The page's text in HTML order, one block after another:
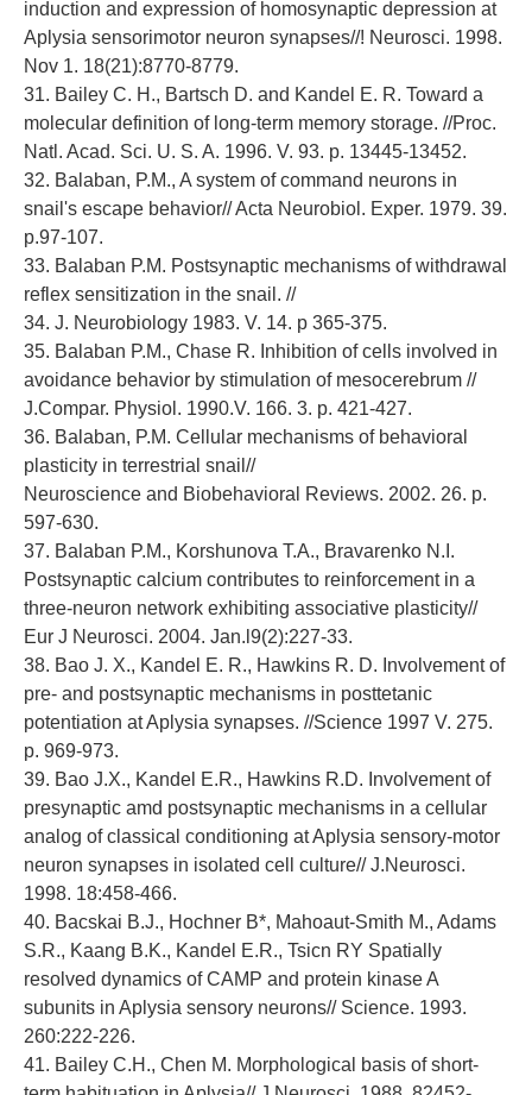
induction and expression of homosynaptic depression at
Aplysia sensorimotor neuron synapses//! Neurosci. 1998.
Nov 1. 18(21):8770-8779.
31. Bailey С. H., Bartsch D. and Kandel E. R. Toward a
molecular definition of long-term memory storage. //Proc.
Natl. Acad. Sci. U. S. A. 1996. V. 93. p. 13445-13452.
32. Balaban, P.M., A system of command neurons in
snail's escape behavior// Acta Neurobiol. Exper. 1979. 39.
p.97-107.
33. Balaban P.M. Postsynaptic mechanisms of withdrawal
reflex sensitization in the snail. //
34. J. Neurobiology 1983. V. 14. p 365-375.
35. Balaban P.M., Chase R. Inhibition of cells involved in
avoidance behavior by stimulation of mesocerebrum //
J.Compar. Physiol. 1990.V. 166. 3. p. 421-427.
36. Balaban, P.M. Cellular mechanisms of behavioral
plasticity in terrestrial snail//
Neuroscience and Biobehavioral Reviews. 2002. 26. p.
597-630.
37. Balaban P.M., Korshunova T.A., Bravarenko N.I.
Postsynaptic calcium contributes to reinforcement in a
three-neuron network exhibiting associative plasticity//
Eur J Neurosci. 2004. Jan.l9(2):227-33.
38. Bao J. X., Kandel E. R., Hawkins R. D. Involvement of
pre- and postsynaptic mechanisms in posttetanic
potentiation at Aplysia synapses. //Science 1997 V. 275.
p. 969-973.
39. Bao J.X., Kandel E.R., Hawkins R.D. Involvement of
presynaptic amd postsynaptic mechanisms in a cellular
analog of classical conditioning at Aplysia sensory-motor
neuron synapses in isolated cell culture// J.Neurosci.
1998. 18:458-466.
40. Bacskai B.J., Hochner B*, Mahoaut-Smith M., Adams
S.R., Kaang B.K., Kandel E.R., Tsicn RY Spatially
resolved dynamics of CAMP and protein kinase A
subunits in Aplysia sensory neurons// Science. 1993.
260:222-226.
41. Bailey C.H., Chen M. Morphological basis of short-